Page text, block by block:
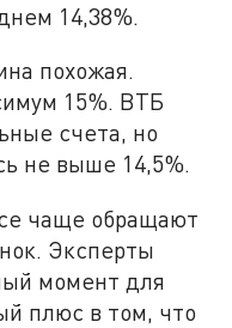
14,38%.
похожая.
15%. ВТБ
счета, но
не выше 14,5%.
чаще обращают
Эксперты
момент для
плюс в том, что